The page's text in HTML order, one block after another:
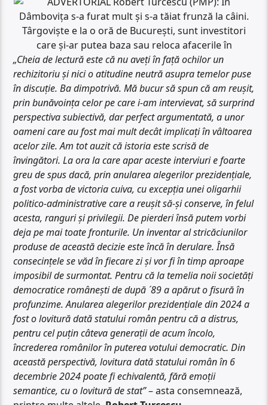
„Cheia de lectură este că nu aveți în față ochilor un
rechizitoriu și nici o atitudine neutră asupra temelor puse
în discuție. Ba dimpotrivă. Mă bucur să spun că am reușit,
prin bunăvoința celor pe care i-am intervievat, să surprind
perspectiva subiectivă, dar perfect argumentată, a unor
oameni care au fost mai mult decât implicați în vâltoarea
acelor zile. Am tot auzit că istoria este scrisă de
învingători. La ora la care apar aceste interviuri e foarte
greu de spus dacă, prin anularea alegerilor prezidențiale,
a fost vorba de victoria cuiva, cu excepția unei oligarhii
politico-administrative care a reușit să-și conserve, în felul
acesta, ranguri și privilegii. De pierderi însă putem vorbi
deja pe mai toate fronturile. Un inventar al stricăciunilor
produse de această decizie este încă în derulare. Însă
consecințele se văd în fiecare zi și vor fi în timp aproape
imposibil de surmontat. Pentru că la temelia noii societăți
democratice românești de după ´89 a apărut o fisură în
profunzime. Anularea alegerilor prezidențiale din 2024 a
fost o lovitură dată statului român pentru că a distrus,
pentru cel puțin câteva generații de acum încolo,
încrederea românilor în puterea votului democratic. Din
această perspectivă, lovitura dată statului român în 6
decembrie 2024 poate fi echivalentă, fără emoții
semantice, cu o lovitură de stat”– asta consemnează,